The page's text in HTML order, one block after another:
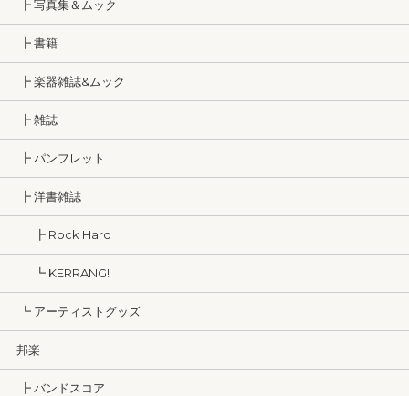
┣ 写真集＆ムック
┣ 書籍
┣ 楽器雑誌&ムック
┣ 雑誌
┣ パンフレット
┣ 洋書雑誌
┣ Rock Hard
┗ KERRANG!
┗ アーティストグッズ
邦楽
┣ バンドスコア